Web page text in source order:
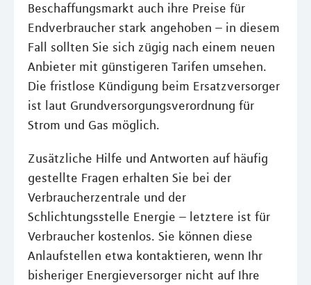
Beschaffungsmarkt auch ihre Preise für
Endverbraucher stark angehoben – in diesem
Fall sollten Sie sich zügig nach einem neuen
Anbieter mit günstigeren Tarifen umsehen.
Die fristlose Kündigung beim Ersatzversorger
ist laut Grundversorgungsverordnung für
Strom und Gas möglich.
Zusätzliche Hilfe und Antworten auf häufig
gestellte Fragen erhalten Sie bei der
Verbraucherzentrale und der
Schlichtungsstelle Energie – letztere ist für
Verbraucher kostenlos. Sie können diese
Anlaufstellen etwa kontaktieren, wenn Ihr
bisheriger Energieversorger nicht auf Ihre